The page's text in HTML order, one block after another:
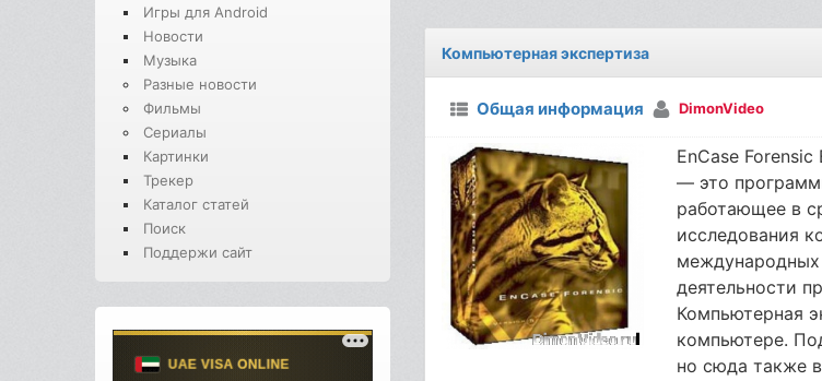
Игры для Android
Новости
Музыка
Разные новости
Фильмы
Сериалы
Картинки
Трекер
Каталог статей
Поиск
Поддержи сайт
Компьютерная экспертиза
Общая информация DimonVideo
EnCase
— это
работающее в
исследования
международных
деятельности
Компьютерная
компьютере.
но сюда также